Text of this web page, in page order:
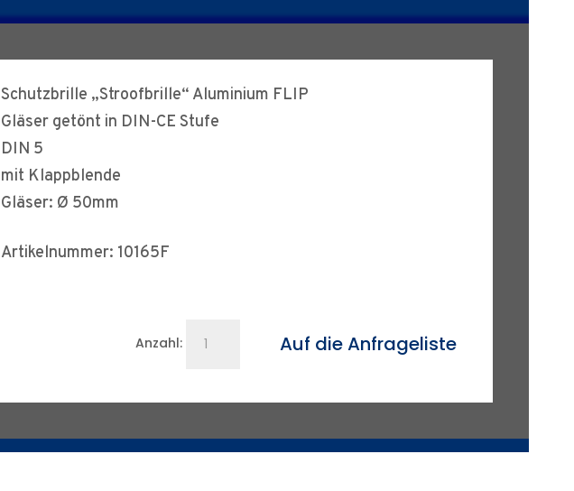
Schutzbrille „Stroofbrille“ Aluminium FLIP
Gläser getönt in DIN-CE Stufe
DIN 5
mit Klappblende
Gläser: Ø 50mm
Artikelnummer: 10165F
Anzahl:
Aluminium
Auf die Anfrageliste